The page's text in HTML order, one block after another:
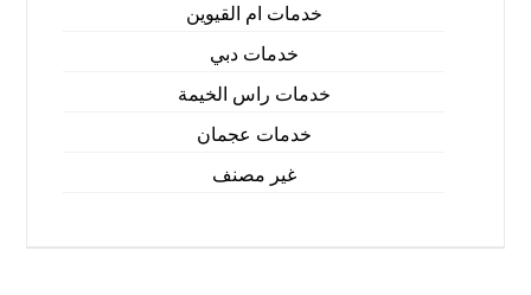
خدمات ام القيوين
خدمات دبي
خدمات راس الخيمة
خدمات عجمان
غير مصنف